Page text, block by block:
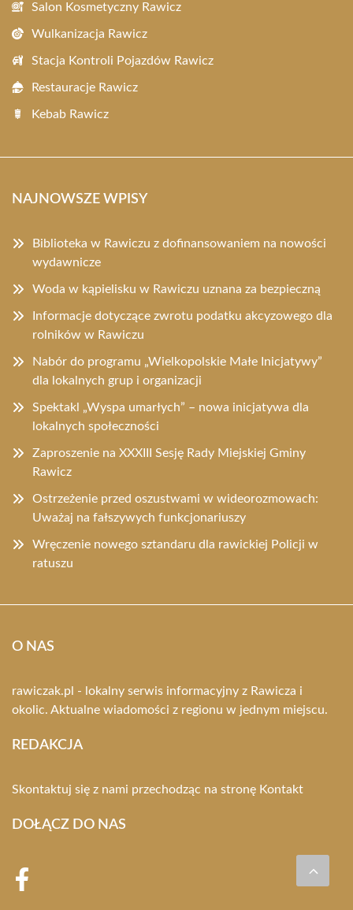
Salon Kosmetyczny Rawicz
Wulkanizacja Rawicz
Stacja Kontroli Pojazdów Rawicz
Restauracje Rawicz
Kebab Rawicz
NAJNOWSZE WPISY
Biblioteka w Rawiczu z dofinansowaniem na nowości
wydawnicze
Woda w kąpielisku w Rawiczu uznana za bezpieczną
Informacje dotyczące zwrotu podatku akcyzowego dla
rolników w Rawiczu
Nabór do programu „Wielkopolskie Małe Inicjatywy”
dla lokalnych grup i organizacji
Spektakl „Wyspa umarłych” – nowa inicjatywa dla
lokalnych społeczności
Zaproszenie na XXXIII Sesję Rady Miejskiej Gminy
Rawicz
Ostrzeżenie przed oszustwami w wideorozmowach:
Uważaj na fałszywych funkcjonariuszy
Wręczenie nowego sztandaru dla rawickiej Policji w
ratuszu
O NAS
rawiczak.pl - lokalny serwis informacyjny z Rawicza i
okolic. Aktualne wiadomości z regionu w jednym miejscu.
REDAKCJA
Skontaktuj się z nami przechodząc na stronę Kontakt
DOŁĄCZ DO NAS